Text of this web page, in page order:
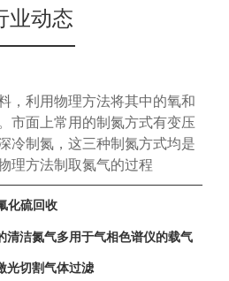
业动态
，利用物理方法将其中的氧和
市面上常用的制氮方式有变压
冷制氮，这三种制氮方式均是
理方法制取氮气的过程
化硫回收
清洁氮气多用于气相色谱仪的载气
光切割气体过滤